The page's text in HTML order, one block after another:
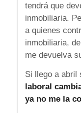
tendrá que
inmobiliaria.
a quienes
inmobiliaria,
me devuelva
Si llego a abril
laboral
ya no me la